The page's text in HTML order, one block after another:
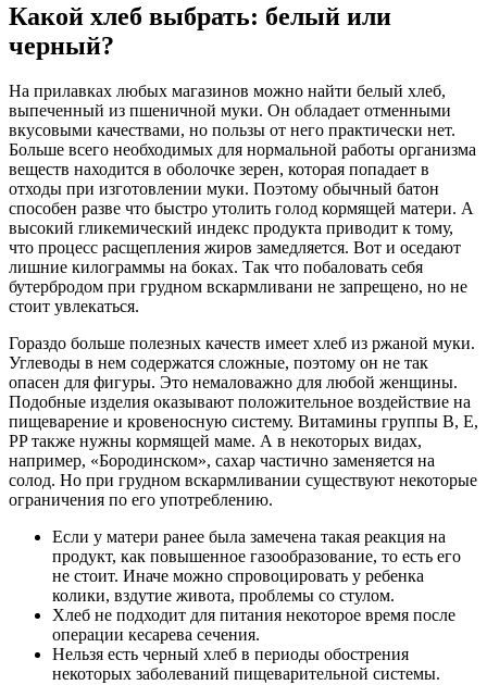
Какой хлеб выбрать: белый или
черный?
На прилавках любых магазинов можно найти белый хлеб,
выпеченный из пшеничной муки. Он обладает отменными
вкусовыми качествами, но пользы от него практически нет.
Больше всего необходимых для нормальной работы организма
веществ находится в оболочке зерен, которая попадает в
отходы при изготовлении муки. Поэтому обычный батон
способен разве что быстро утолить голод кормящей матери. А
высокий гликемический индекс продукта приводит к тому,
что процесс расщепления жиров замедляется. Вот и оседают
лишние килограммы на боках. Так что побаловать себя
бутербродом при грудном вскармливани не запрещено, но не
стоит увлекаться.
Гораздо больше полезных качеств имеет хлеб из ржаной муки.
Углеводы в нем содержатся сложные, поэтому он не так
опасен для фигуры. Это немаловажно для любой женщины.
Подобные изделия оказывают положительное воздействие на
пищеварение и кровеносную систему. Витамины группы B, E,
PP также нужны кормящей маме. А в некоторых видах,
например, «Бородинском», сахар частично заменяется на
солод. Но при грудном вскармливании существуют некоторые
ограничения по его употреблению.
Если у матери ранее была замечена такая реакция на
продукт, как повышенное газообразование, то есть его
не стоит. Иначе можно спровоцировать у ребенка
колики, вздутие живота, проблемы со стулом.
Хлеб не подходит для питания некоторое время после
операции кесарева сечения.
Нельзя есть черный хлеб в периоды обострения
некоторых заболеваний пищеварительной системы.